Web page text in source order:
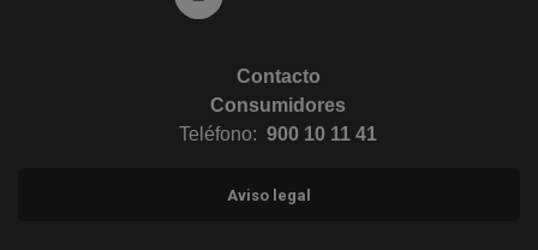
Contacto
Consumidores
Teléfono: 900 10 11 41
Aviso legal